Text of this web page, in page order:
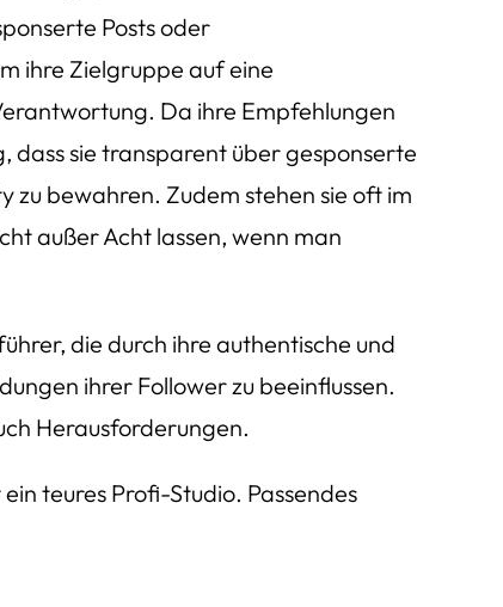
Posts oder
ihre Zielgruppe auf eine
Da ihre Empfehlungen
dass sie transparent über gesponserte
zu bewahren. Zudem stehen sie oft im
außer Acht lassen, wenn man
die durch ihre authentische und
ihrer Follower zu beeinflussen.
Herausforderungen.
teures Profi-Studio. Passendes